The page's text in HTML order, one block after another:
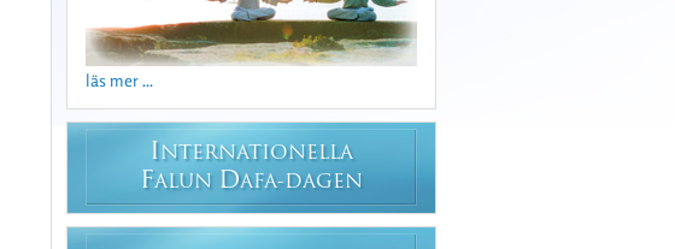
läs mer ...
INTERNATIONELLA
FALUN DAFA-DAGEN